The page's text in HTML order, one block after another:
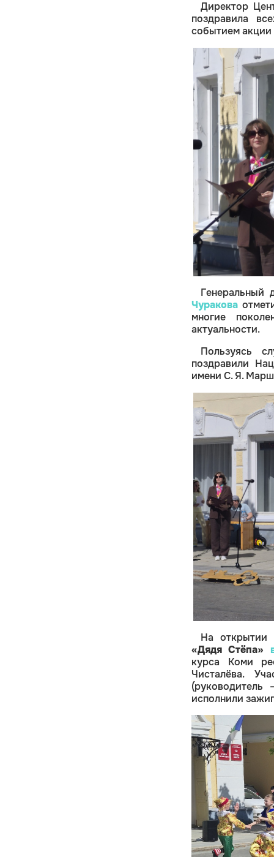
Директор
поздравила
событием
Генеральный
Чуракова
многие
актуальности.
Пользуясь
поздравили
имени С. Я.
На открытии
«Дядя Стёпа»
курса Коми
Чисталёва.
(руководитель
исполнили